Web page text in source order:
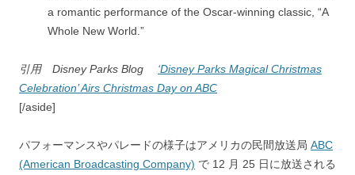
a romantic performance of the Oscar-winning classic, “A
Whole New World.”
引用 Disney Parks Blog ‘Disney Parks Magical Christmas
Celebration’ Airs Christmas Day on ABC
[/aside]
パフォーマンスやパレードの様子はアメリカの民間放送局 ABC
(American Broadcasting Company) で 12 月 25 日に放送される